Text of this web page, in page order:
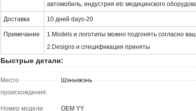
автомобиль, индустрия etc медицинского
Доставка 10 дней days-20
Примечание
1.Models и логотипы можно подгонять согласно
2.Designs и спецификация приняты
Быстрые детали:
Место
происхождения:
Шэньчжэнь
Номер модели: OEM YY